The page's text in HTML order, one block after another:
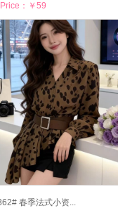
： ￥59
春季法式小资...